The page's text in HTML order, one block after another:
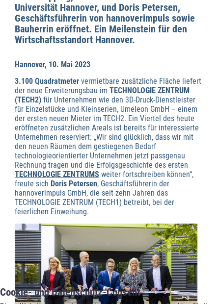
Cookie- und Datenschutz-Consent
Universität Hannover, und Doris Petersen,
Geschäftsführerin von hannoverimpuls sowie
Bauherrin eröffnet. Ein Meilenstein für den
Wirtschaftsstandort Hannover.
Hannover, 10. Mai 2023
3.100 Quadratmeter vermietbare zusätzliche Fläche liefert
der neue Erweiterungsbau im TECHNOLOGIE ZENTRUM
(TECH2) für Unternehmen wie den 3D-Druck-Dienstleister
für Einzelstücke und Kleinserien, Umeleon GmbH – einem
der ersten neuen Mieter im TECH2. Ein Viertel des heute
eröffneten zusätzlichen Areals ist bereits für interessierte
Unternehmen reserviert: „Wir sind glücklich, dass wir mit
den neuen Räumen dem gestiegenen Bedarf
technologieorientierter Unternehmen jetzt passgenau
Rechnung tragen und die Erfolgsgeschichte des ersten
TECHNOLOGIE ZENTRUMS weiter fortschreiben können“,
freute sich Doris Petersen, Geschäftsführerin der
hannoverimpuls GmbH, die seit zehn Jahren das
TECHNOLOGIE ZENTRUM (TECH1) betreibt, bei der
feierlichen Einweihung.